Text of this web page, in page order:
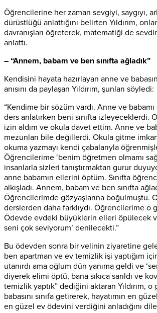
Öğrencilerine her zaman sevgiyi, saygıyı,
dürüstlüğü anlattığını belirten Yıldırım,
davranışları öğreterek, matematiği de
anlattı.
– “Annem, babam ve ben sınıfta ağladık”
Kendisini hayata hazırlayan anne ve
anısını da paylaşan Yıldırım, şunları söyledi:
“Kendime bir sözüm vardı. Anne ve babamı
ders anlatırken beni sınıfta izleyeceklerdi.
izin aldım ve okula davet ettim. Anne ve
mezunları bile değillerdi. Okula gitme
okuma yazmayı kendi çabalarıyla
Öğrencilerime ‘benim öğretmen olmamı
insanlarla sizleri tanıştırmaktan gurur
anne babamın ellerini öptüm. Sınıfta
alkışladı. Annem, babam ve ben sınıfta
Öğrencilerimde gözyaşlarına boğulmuştu.
derslerden daha farklıydı. Öğrencilerime o
Ödevde evdeki büyüklerin elleri öpülecek
seni çok seviyorum’ denilecekti.”
Bu ödevden sonra bir velinin ziyaretine
ben apartman ve ev temizlik işi yaptığım
utanırdı ama oğlum dün yanıma geldi ve
diyerek elimi öptü, bana sıkıca sarıldı ve
temizlik yaptık” dediğini aktaran Yıldırım,
babasını sınıfa getirerek, hayatımın en
en güzel ev ödevini verdiğini anladığını